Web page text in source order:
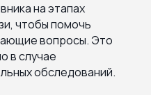
на этапах
чтобы помочь
вопросы. Это
в случае
обследований.